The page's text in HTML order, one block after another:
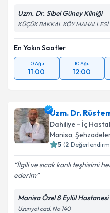
Uzm. Dr. Sibel Güney Kliniği
KÜÇÜK BAKKAL KÖY
En Yakın Saatler
10 Ağu
11:00
10 Ağu
12:00
Uzm. Dr.
Dahiliye - İç
Manisa,
5 (2
İlgili ve sıcak kanlı teşhisimi
ederim
Manisa Özel 8 Eylül Hastanesi
Uzunyol cad. No 140